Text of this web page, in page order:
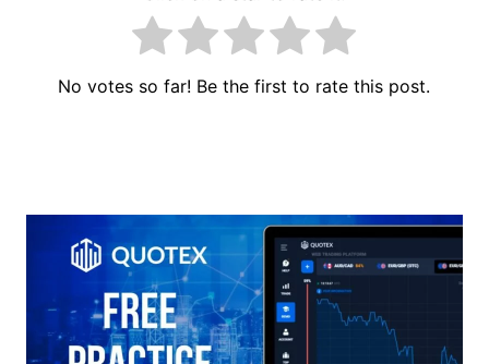
No votes so far! Be the first to rate this post.